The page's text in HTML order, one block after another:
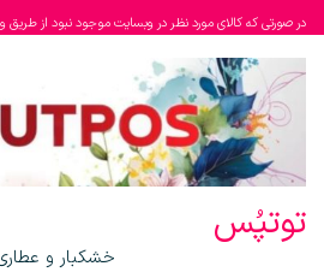
در صورتی که کالای مورد نظر در وبسایت موجود نبود از
توتپُس
خشکبار و